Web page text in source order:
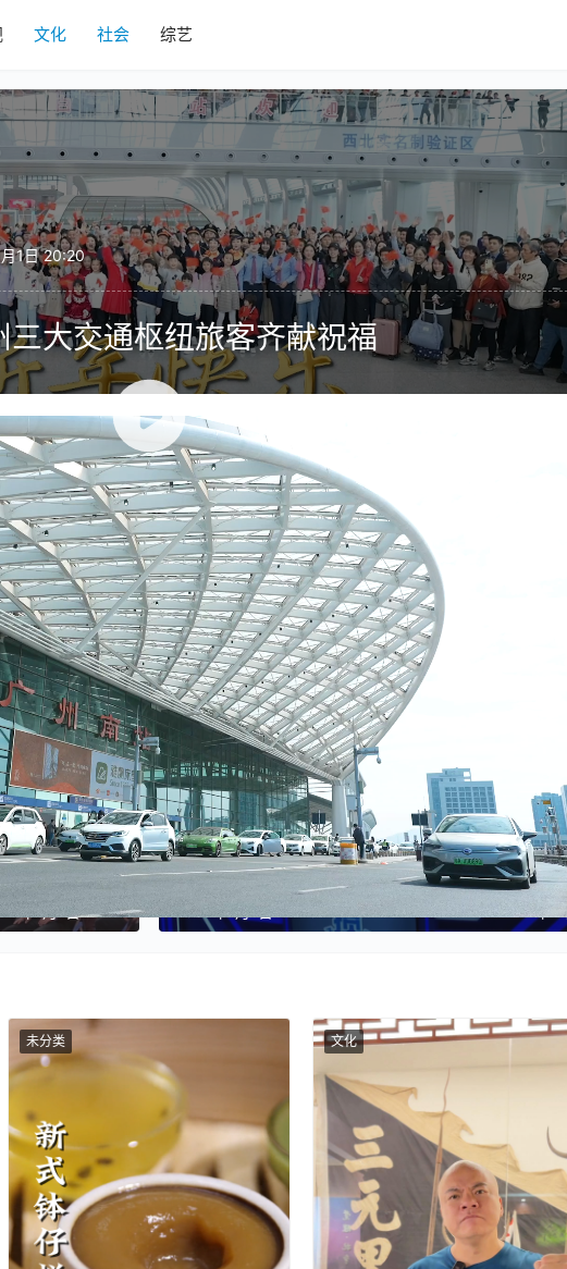
文化 社会 综艺
1日 20:20
三大交通枢纽旅客齐献祝福
机场、广州南站三地，一曲《我爱你中国》同时响起，掀起了新年的第
、广州南站分别代表了“创新·文化交融”“开放·国际交往”“温情·归乡之
形式，更充分彰显出广州作为粤港澳大湾区核心城市，老城市再度迸发
赞(0)
年1月1日 19:12
[2024-01-01]掼中冠——2024广东省掼蛋电视争霸赛
下
2024年1月1日 21:40
未分类 文化